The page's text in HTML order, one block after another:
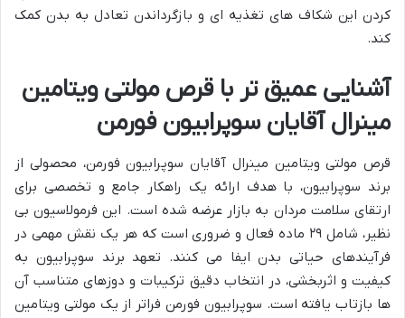
کردن این شکاف های تغذیه ای و بازگرداندن تعادل به بدن کمک
کند.
آشنایی عمیق تر با قرص مولتی ویتامین
مینرال آقایان سوپرابیون فورمن
قرص مولتی ویتامین مینرال آقایان سوپرابیون فورمن، محصولی از
برند سوپرابیون، با هدف ارائه یک راهکار جامع و تخصصی برای
ارتقای سلامت مردان به بازار عرضه شده است. این فرمولاسیون بی
نظیر، شامل ۲۹ ماده فعال و ضروری است که هر یک نقش مهمی در
فرآیندهای حیاتی بدن ایفا می کنند. تعهد برند سوپرابیون به
کیفیت و اثربخشی، در انتخاب دقیق ترکیبات و دوزهای متناسب آن
ها بازتاب یافته است. سوپرابیون فورمن فراتر از یک مولتی ویتامین